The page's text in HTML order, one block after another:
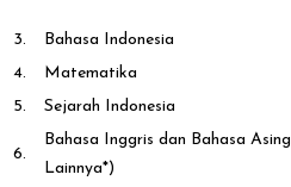
3. Bahasa Indonesia
4.
Matematika
5.
Sejarah Indonesia
6.
Bahasa Inggris dan Bahasa Asing
Lainnya*)